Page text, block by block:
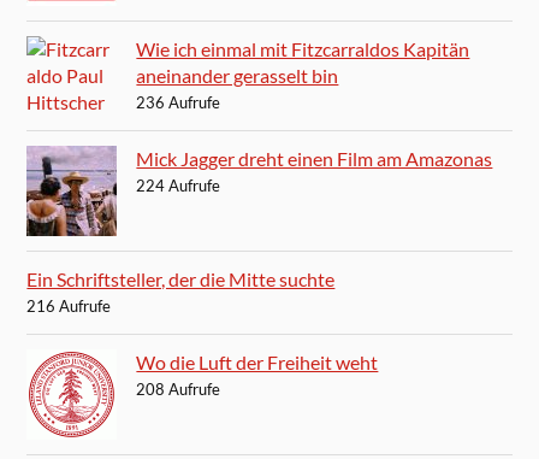
Wie ich einmal mit Fitzcarraldos Kapitän
aneinander gerasselt bin
236 Aufrufe
Mick Jagger dreht einen Film am Amazonas
224 Aufrufe
Ein Schriftsteller, der die Mitte suchte
216 Aufrufe
Wo die Luft der Freiheit weht
208 Aufrufe